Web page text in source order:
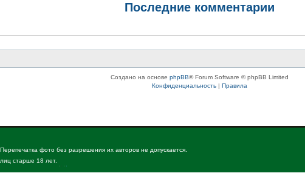
Последние комментарии
Создано на основеphpBB® Forum Software © phpBB Limited
Конфиденциальность |Правила
фото без разрешения их авторов не допускается.
старше 18 лет.